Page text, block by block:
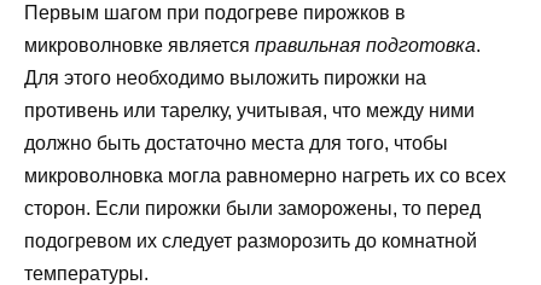
Первым шагом при подогреве пирожков в
микроволновке является правильная подготовка.
Для этого необходимо выложить пирожки на
противень или тарелку, учитывая, что между ними
должно быть достаточно места для того, чтобы
микроволновка могла равномерно нагреть их со всех
сторон. Если пирожки были заморожены, то перед
подогревом их следует разморозить до комнатной
температуры.